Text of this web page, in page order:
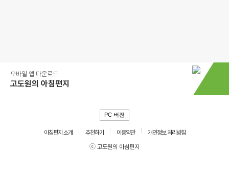
모바일 앱 다운로드
고도원의 아침편지
PC 버전
아침편지 소개 추천하기 이용약관
개인정보 처리방침
ⓒ 고도원의 아침편지